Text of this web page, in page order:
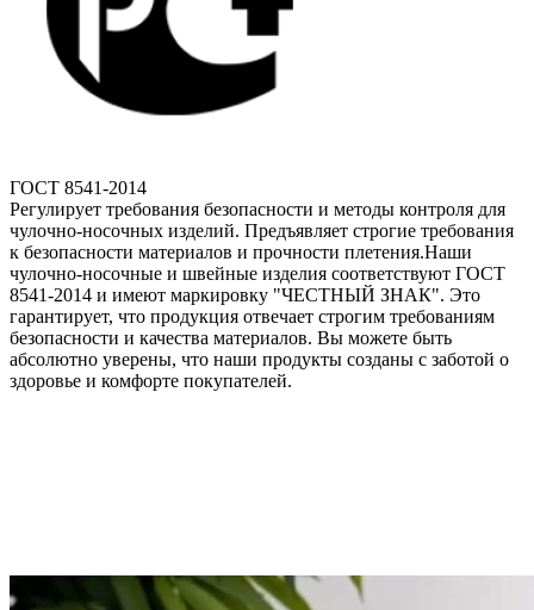
ГОСТ 8541-2014
Регулирует требования безопасности и методы контроля для
чулочно-носочных изделий. Предъявляет строгие требования
к безопасности материалов и прочности плетения.Наши
чулочно-носочные и швейные изделия соответствуют ГОСТ
8541-2014 и имеют маркировку "ЧЕСТНЫЙ ЗНАК". Это
гарантирует, что продукция отвечает строгим требованиям
безопасности и качества материалов. Вы можете быть
абсолютно уверены, что наши продукты созданы с заботой о
здоровье и комфорте покупателей.